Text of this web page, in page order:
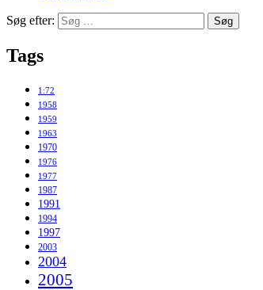
Søg efter:
Tags
1:72
1958
1959
1963
1970
1976
1977
1987
1991
1994
1997
2003
2004
2005